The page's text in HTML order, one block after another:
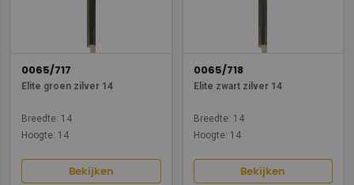
0065/717
Elite groen zilver 14
Breedte: 14
Hoogte: 14
Bekijken
0065/718
Elite zwart zilver 14
Breedte: 14
Hoogte: 14
Bekijken